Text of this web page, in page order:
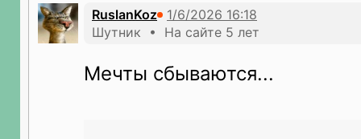
RuslanKoz
Шутник • На сайте 5 лет
Мечты сбываются...